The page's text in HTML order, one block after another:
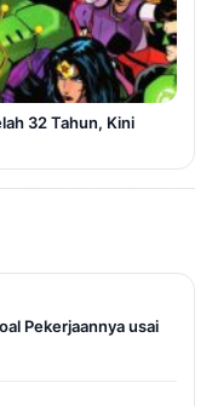
32 Tahun, Kini
Pekerjaannya usai